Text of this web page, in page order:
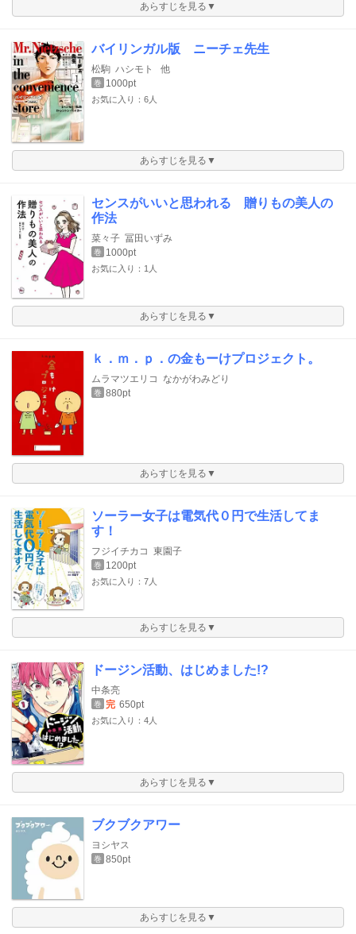
あらすじを見る▼
バイリンガル版 ニーチェ先生
松駒 ハシモト 他
巻 1000pt
お気に入り：6人
あらすじを見る▼
センスがいいと思われる 贈りもの美人の
作法
菜々子 冨田いずみ
巻 1000pt
お気に入り：1人
あらすじを見る▼
ｋ．ｍ．ｐ．の金もーけプロジェクト。
ムラマツエリコ なかがわみどり
巻 880pt
あらすじを見る▼
ソーラー女子は電気代０円で生活してま
す！
フジイチカコ 東園子
巻 1200pt
お気に入り：7人
あらすじを見る▼
ドージン活動、はじめました!?
中条亮
巻 完 650pt
お気に入り：4人
あらすじを見る▼
ブクブクアワー
ヨシヤス
巻 850pt
あらすじを見る▼